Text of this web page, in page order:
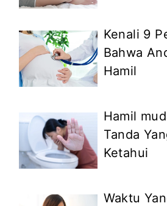
Kenali 9
Bahwa
Hamil
Hamil
Tanda
Ketahui
Waktu